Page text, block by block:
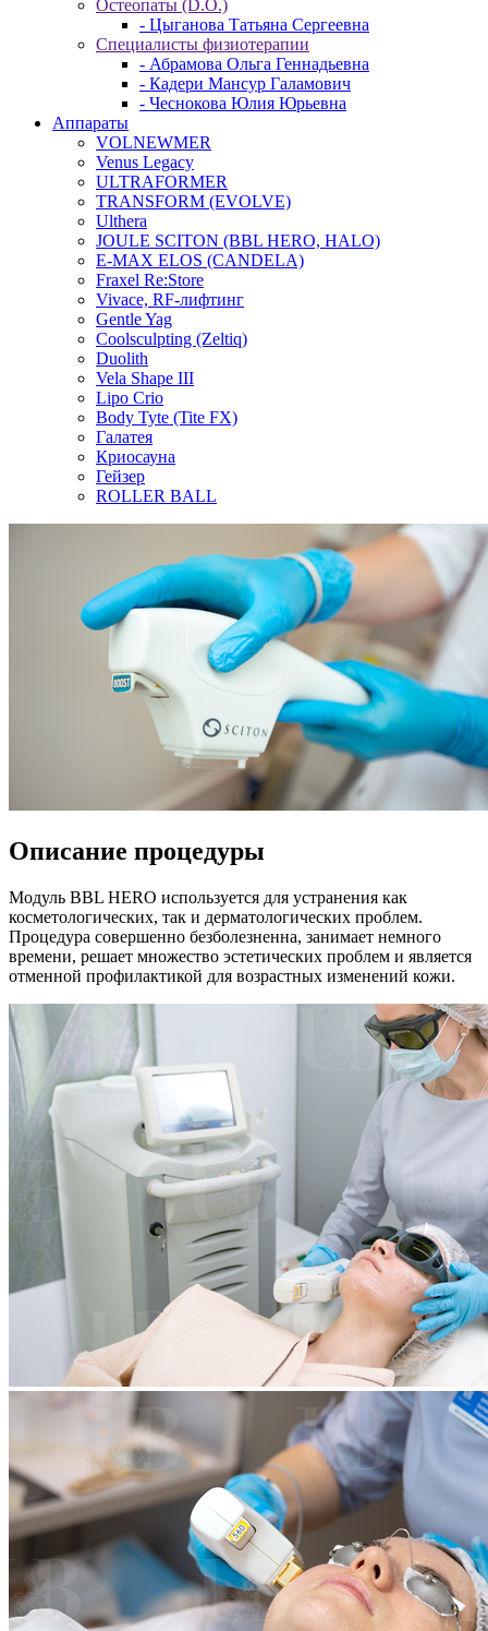
Остеопаты (D.O.)
- Цыганова Татьяна Сергеевна
Специалисты физиотерапии
- Абрамова Ольга Геннадьевна
- Кадери Мансур Галамович
- Чеснокова Юлия Юрьевна
Аппараты
VOLNEWMER
Venus Legacy
ULTRAFORMER
TRANSFORM (EVOLVE)
Ulthera
JOULE SCITON (BBL HERO, HALO)
E-MAX ELOS (CANDELA)
Fraxel Re:Store
Vivace, RF-лифтинг
Gentle Yag
Coolsculpting (Zeltiq)
Duolith
Vela Shape III
Lipo Crio
Body Tyte (Tite FX)
Галатея
Криосауна
Гейзер
ROLLER BALL
Описание процедуры
Модуль BBL HERO используется для устранения как
косметологических, так и дерматологических проблем.
Процедура совершенно безболезненна, занимает немного
времени, решает множество эстетических проблем и является
отменной профилактикой для возрастных изменений кожи.